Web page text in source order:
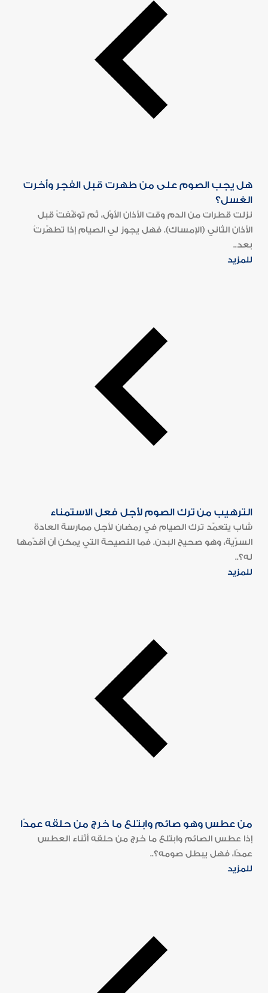
هل يجب الصوم على من طهرت قبل الفجر وأخرت
الغسل؟
نزلت قطرات من الدم وقت الأذان الأوّل، ثم توقّفتْ قبل
الأذان الثاني (الإمساك). فهل يجوز لي الصيام إذا تطهّرتُ
بعد..
للمزيد
الترهيب من ترك الصوم لأجل فعل الاستمناء
شاب يتعمّد ترك الصيام في رمضان لأجل ممارسة العادة
السرّية، وهو صحيح البدن. فما النصيحة التي يمكن أن أقدّمها
له؟..
للمزيد
من عطس وهو صائم وابتلع ما خرج من حلقه عمدًا
إذا عطس الصائم وابتلع ما خرج من حلقه أثناء العطس
عمدًا، فهل يبطل صومه؟..
للمزيد